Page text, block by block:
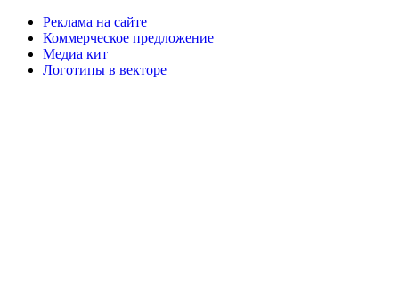
Реклама на сайте
Коммерческое предложение
Медиа кит
Логотипы в векторе